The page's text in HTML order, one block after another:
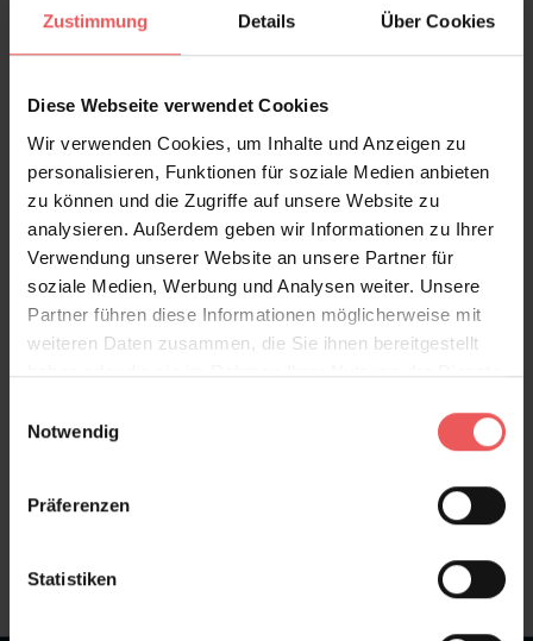
Zustimmung Details Über Cookies
Diese Webseite verwendet Cookies
Wir verwenden Cookies, um Inhalte und Anzeigen zu
personalisieren, Funktionen für soziale Medien anbieten
zu können und die Zugriffe auf unsere Website zu
analysieren. Außerdem geben wir Informationen zu Ihrer
Verwendung unserer Website an unsere Partner für
soziale Medien, Werbung und Analysen weiter. Unsere
Partner führen diese Informationen möglicherweise mit
weiteren Daten zusammen, die Sie ihnen bereitgestellt
haben oder die sie im Rahmen Ihrer Nutzung der Dienste
Notwendig
Präferenzen
Statistiken
Rollen & Mengen berechnen
Produktdetails
Versand & Zahlung
Bewertungen
FAQ Teilen!